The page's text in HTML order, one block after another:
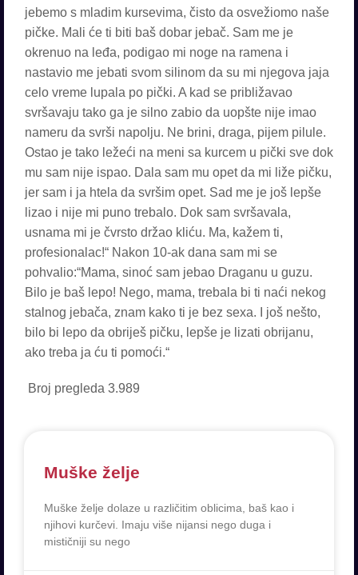
jebemo s mladim kursevima, čisto da osvežiomo naše
pičke. Mali će ti biti baš dobar jebač. Sam me je
okrenuo na leđa, podigao mi noge na ramena i
nastavio me jebati svom silinom da su mi njegova jaja
celo vreme lupala po pički. A kad se približavao
svršavaju tako ga je silno zabio da uopšte nije imao
nameru da svrši napolju. Ne brini, draga, pijem pilule.
Ostao je tako ležeći na meni sa kurcem u pički sve dok
mu sam nije ispao. Dala sam mu opet da mi liže pičku,
jer sam i ja htela da svršim opet. Sad me je još lepše
lizao i nije mi puno trebalo. Dok sam svršavala,
usnama mi je čvrsto držao kliću. Ma, kažem ti,
profesionalac!“ Nakon 10-ak dana sam mi se
pohvalio:“Mama, sinoć sam jebao Draganu u guzu.
Bilo je baš lepo! Nego, mama, trebala bi ti naći nekog
stalnog jebača, znam kako ti je bez sexa. I još nešto,
bilo bi lepo da obriješ pičku, lepše je lizati obrijanu,
ako treba ja ću ti pomoći.“
Broj pregleda 3.989
Muške želje
Muške želje dolaze u različitim oblicima, baš kao i
njihovi kurčevi. Imaju više nijansi nego duga i
mističniji su nego